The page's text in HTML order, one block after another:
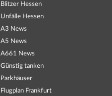
Blitzer Hessen
Unfälle Hessen
A3 News
A5 News
A661 News
Günstig tanken
Parkhäuser
Flugplan Frankfurt